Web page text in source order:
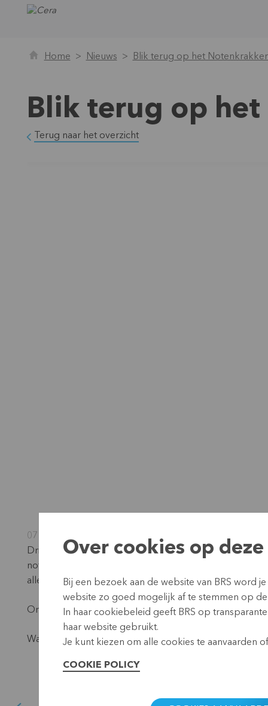
Home Nieuws Blik terug op het
Blik terug op
Terug naar het overzicht
07 december 2023
Drie dagen lang zagen we blije gezichten op ons
notenolie proeven, noten schieten, rondjes draaien op
allemaal in het mooie kader van Park Bokrijk. Ook aan
Ons eerste Notenkrakkenfeest was een succes!
Was je erbij? Geniet dan nog even na dankzij de foto's
Over cookies op
Bij een bezoek aan de website van BRS word
website zo goed mogelijk af te stemmen op
In haar cookiebeleid geeft BRS op
haar website gebruikt.
Je kunt kiezen om alle cookies te aanvaarden
COOKIE POLICY